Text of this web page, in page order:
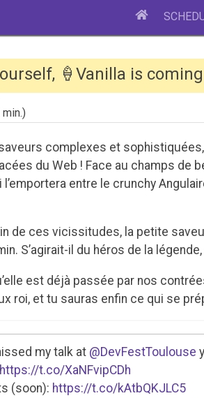
🍦Vanilla is
complexes et
du Web ! Face au champs de
entre le crunchy
de ces vicissitudes, la petite
S’agirait-il du héros de la
est déjà passée par nos
roi, et tu sauras enfin ce qui se
my talk at @DevFestToulouse
https://t.co/XaNFvipCDh
(soon): https://t.co/kAtbQKJLC5